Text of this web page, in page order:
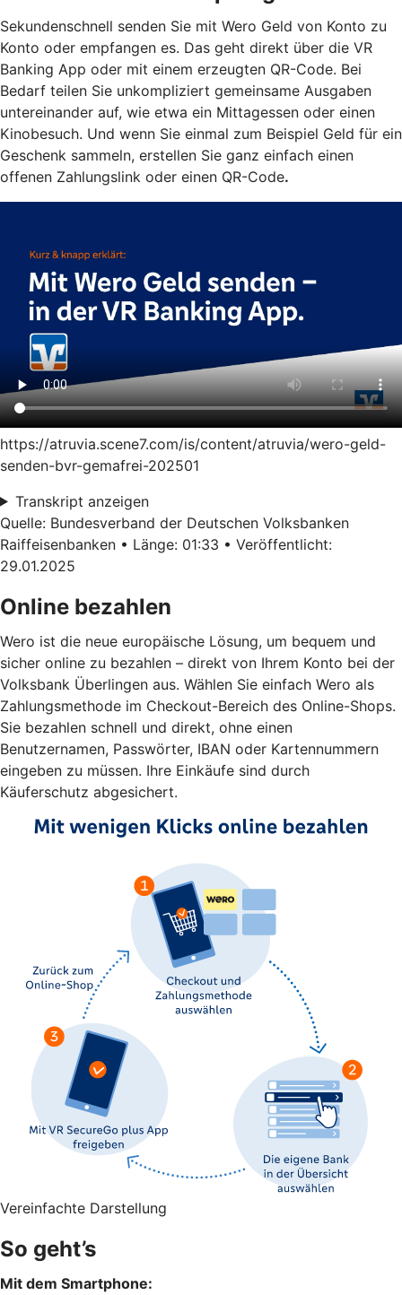
Sekundenschnell senden Sie mit Wero Geld von Konto zu
Konto oder empfangen es. Das geht direkt über die VR
Banking App oder mit einem erzeugten QR-Code. Bei
Bedarf teilen Sie unkompliziert gemeinsame Ausgaben
untereinander auf, wie etwa ein Mittagessen oder einen
Kinobesuch. Und wenn Sie einmal zum Beispiel Geld für ein
Geschenk sammeln, erstellen Sie ganz einfach einen
offenen Zahlungslink oder einen QR-Code.
https://atruvia.scene7.com/is/content/atruvia/wero-geld-
senden-bvr-gemafrei-202501
Transkript anzeigen
Quelle: Bundesverband der Deutschen Volksbanken
Raiffeisenbanken • Länge: 01:33 • Veröffentlicht:
29.01.2025
Online bezahlen
Wero ist die neue europäische Lösung, um bequem und
sicher online zu bezahlen – direkt von Ihrem Konto bei der
Volksbank Überlingen aus. Wählen Sie einfach Wero als
Zahlungsmethode im Checkout-Bereich des Online-Shops.
Sie bezahlen schnell und direkt, ohne einen
Benutzernamen, Passwörter, IBAN oder Kartennummern
eingeben zu müssen. Ihre Einkäufe sind durch
Käuferschutz abgesichert.
Vereinfachte Darstellung
So geht’s
Mit dem Smartphone: